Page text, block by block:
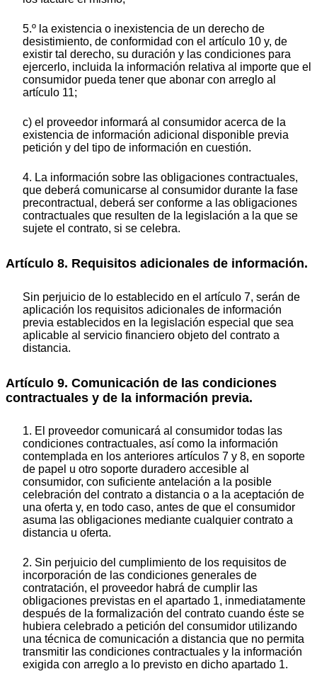
5.º la existencia o inexistencia de un derecho de
desistimiento, de conformidad con el artículo 10 y, de
existir tal derecho, su duración y las condiciones para
ejercerlo, incluida la información relativa al importe que el
consumidor pueda tener que abonar con arreglo al
artículo 11;
c) el proveedor informará al consumidor acerca de la
existencia de información adicional disponible previa
petición y del tipo de información en cuestión.
4. La información sobre las obligaciones contractuales,
que deberá comunicarse al consumidor durante la fase
precontractual, deberá ser conforme a las obligaciones
contractuales que resulten de la legislación a la que se
sujete el contrato, si se celebra.
Artículo 8. Requisitos adicionales de información.
Sin perjuicio de lo establecido en el artículo 7, serán de
aplicación los requisitos adicionales de información
previa establecidos en la legislación especial que sea
aplicable al servicio financiero objeto del contrato a
distancia.
Artículo 9. Comunicación de las condiciones
contractuales y de la información previa.
1. El proveedor comunicará al consumidor todas las
condiciones contractuales, así como la información
contemplada en los anteriores artículos 7 y 8, en soporte
de papel u otro soporte duradero accesible al
consumidor, con suficiente antelación a la posible
celebración del contrato a distancia o a la aceptación de
una oferta y, en todo caso, antes de que el consumidor
asuma las obligaciones mediante cualquier contrato a
distancia u oferta.
2. Sin perjuicio del cumplimiento de los requisitos de
incorporación de las condiciones generales de
contratación, el proveedor habrá de cumplir las
obligaciones previstas en el apartado 1, inmediatamente
después de la formalización del contrato cuando éste se
hubiera celebrado a petición del consumidor utilizando
una técnica de comunicación a distancia que no permita
transmitir las condiciones contractuales y la información
exigida con arreglo a lo previsto en dicho apartado 1.